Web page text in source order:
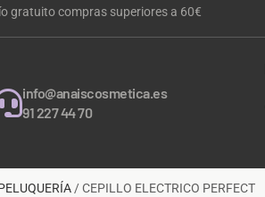
gratuito compras superiores a 60€
info@anaiscosmetica.es
91 227 44 70
/ CEPILLO ELECTRICO PERFECT